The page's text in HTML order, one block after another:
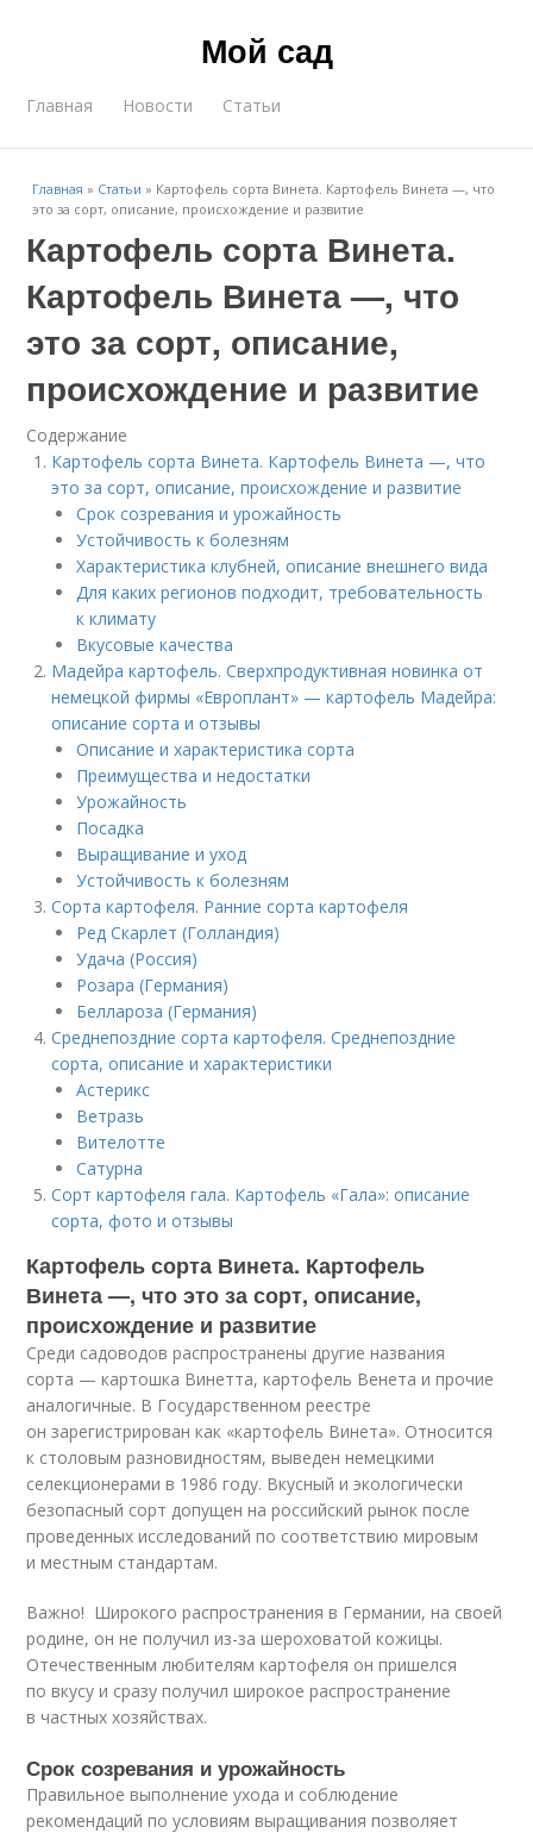
Мой сад
Главная Новости Статьи
Главная » Статьи » Картофель сорта Винета. Картофель Винета —, что
это за сорт, описание, происхождение и развитие
Картофель сорта Винета.
Картофель Винета —, что
это за сорт, описание,
происхождение и развитие
Содержание
Картофель сорта Винета. Картофель Винета —, что
это за сорт, описание, происхождение и развитие
Срок созревания и урожайность
Устойчивость к болезням
Характеристика клубней, описание внешнего вида
Для каких регионов подходит, требовательность
к климату
Вкусовые качества
Мадейра картофель. Сверхпродуктивная новинка от
немецкой фирмы «Европлант» — картофель Мадейра:
описание сорта и отзывы
Описание и характеристика сорта
Преимущества и недостатки
Урожайность
Посадка
Выращивание и уход
Устойчивость к болезням
Сорта картофеля. Ранние сорта картофеля
Ред Скарлет (Голландия)
Удача (Россия)
Розара (Германия)
Беллароза (Германия)
Среднепоздние сорта картофеля. Среднепоздние
сорта, описание и характеристики
Астерикс
Ветразь
Вителотте
Сатурна
Сорт картофеля гала. Картофель «Гала»: описание
сорта, фото и отзывы
Картофель сорта Винета. Картофель
Винета —, что это за сорт, описание,
происхождение и развитие
Среди садоводов распространены другие названия
сорта — картошка Винетта, картофель Венета и прочие
аналогичные. В Государственном реестре
он зарегистрирован как «картофель Винета». Относится
к столовым разновидностям, выведен немецкими
селекционерами в 1986 году. Вкусный и экологически
безопасный сорт допущен на российский рынок после
проведенных исследований по соответствию мировым
и местным стандартам.
Важно! Широкого распространения в Германии, на своей
родине, он не получил из-за шероховатой кожицы.
Отечественным любителям картофеля он пришелся
по вкусу и сразу получил широкое распространение
в частных хозяйствах.
Срок созревания и урожайность
Правильное выполнение ухода и соблюдение
рекомендаций по условиям выращивания позволяет